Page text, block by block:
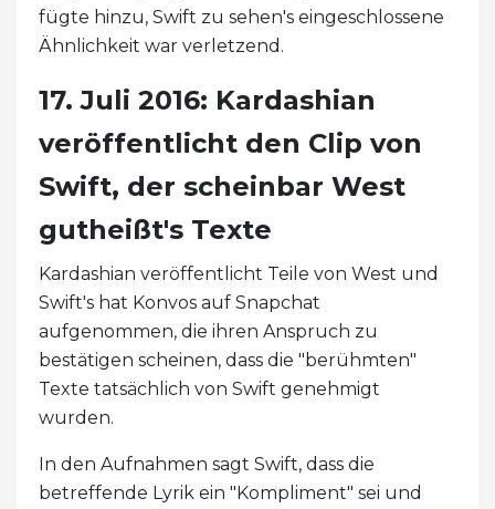
fügte hinzu, Swift zu sehen's eingeschlossene
Ähnlichkeit war verletzend.
17. Juli 2016: Kardashian
veröffentlicht den Clip von
Swift, der scheinbar West
gutheißt's Texte
Kardashian veröffentlicht Teile von West und
Swift's hat Konvos auf Snapchat
aufgenommen, die ihren Anspruch zu
bestätigen scheinen, dass die "berühmten"
Texte tatsächlich von Swift genehmigt
wurden.
In den Aufnahmen sagt Swift, dass die
betreffende Lyrik ein "Kompliment" sei und